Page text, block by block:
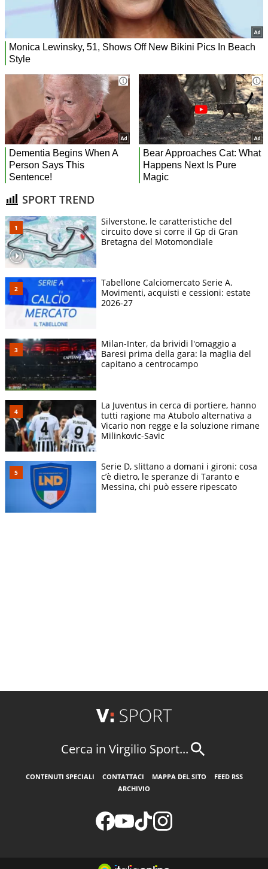
SPORT TREND
Silverstone, le caratteristiche del
circuito dove si corre il Gp di Gran
Bretagna del Motomondiale
Tabellone Calciomercato Serie A.
Movimenti, acquisti e cessioni: estate
2026-27
Milan-Inter, da brividi l'omaggio a
Baresi prima della gara: la maglia del
capitano a centrocampo
La Juventus in cerca di portiere, hanno
tutti ragione ma Atubolo alternativa a
Vicario non regge e la soluzione rimane
Milinkovic-Savic
Serie D, slittano a domani i gironi: cosa
c’è dietro, le speranze di Taranto e
Messina, chi può essere ripescato
Cerca in Virgilio Sport...
CONTENUTI SPECIALI CONTATTACI MAPPA DEL SITO
FEED RSS
ARCHIVIO